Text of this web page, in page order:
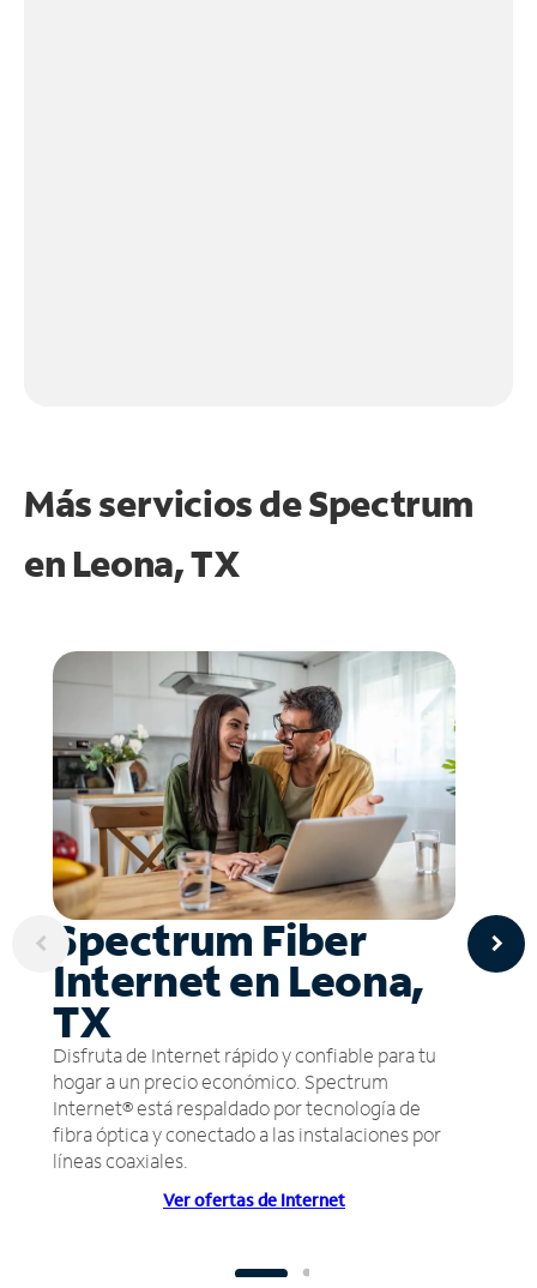
Más servicios de Spectrum
en Leona, TX
Spectrum Fiber
Internet en Leona,
TX
Disfruta de Internet rápido y confiable para tu
hogar a un precio económico. Spectrum
Internet® está respaldado por tecnología de
fibra óptica y conectado a las instalaciones por
líneas coaxiales.
Ver ofertas de Internet